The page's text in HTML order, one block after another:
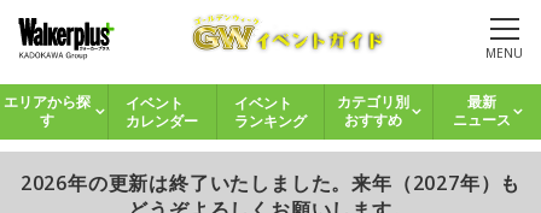
MENU
エリアから探
す
イベント
カレンダー
イベント
ランキング
カテゴリ別
おすすめ
最新
ニュース
2026年の更新は終了いたしました。来年（2027年）も